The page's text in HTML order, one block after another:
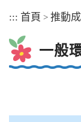
::: 首頁 > 推動
一般